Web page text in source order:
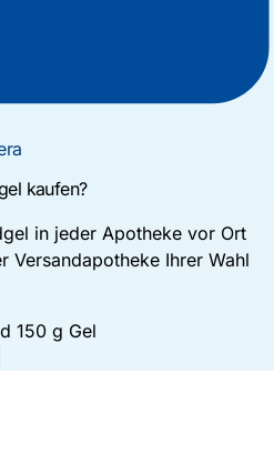
kaufen?
in jeder Apotheke vor Ort
Versandapotheke Ihrer Wahl
150 g Gel